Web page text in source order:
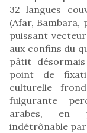
32 langues
(Afar, Bambara,
puissant
aux confins du
pâtit
point de
culturelle
fulgurante
arabes, en
indétrônable